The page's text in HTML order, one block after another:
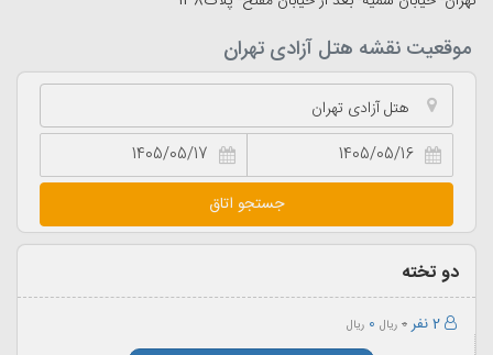
موقعیت نقشه هتل آزادی تهران
هتل آزادی تهران
جستجو اتاق
دو تخته
2 نفر 0 ریال 0 ریال